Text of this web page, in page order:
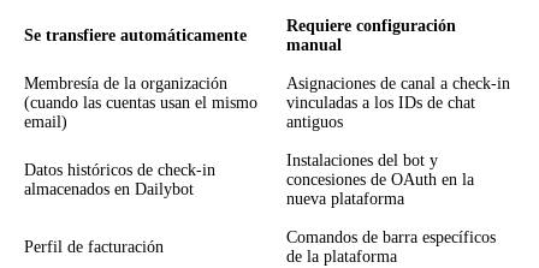
Se transfiere automáticamente
Requiere configuración
manual
Membresía de la organización
(cuando las cuentas usan el mismo
email)
Asignaciones de canal a check-in
vinculadas a los IDs de chat
antiguos
Datos históricos de check-in
almacenados en Dailybot
Instalaciones del bot y
concesiones de OAuth en la
nueva plataforma
Perfil de facturación
Comandos de barra específicos
de la plataforma